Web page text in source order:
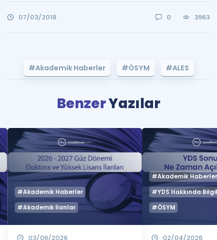
07/03/2018 0 3963
#Akademik Haberler #ÖSYM #ALES
BenzerYazılar
#Akademik Haberler
#Akademik İlanlar
03/06/2026
#Akademik
#YDS Hakkında
#ÖSYM
02/04/2026